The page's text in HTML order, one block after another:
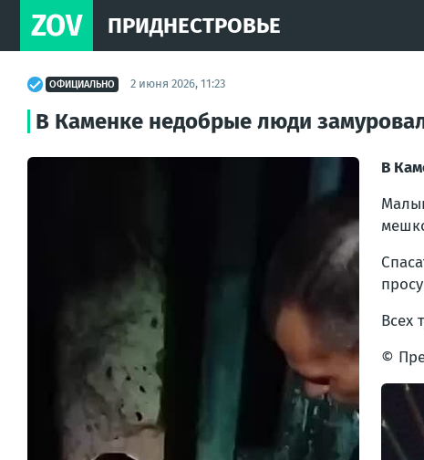
ZOV ПРИДНЕСТРОВЬЕ
ОФИЦИАЛЬНО 2 июня 2026, 11:23
В Каменке недобрые люди
В
Всех
©